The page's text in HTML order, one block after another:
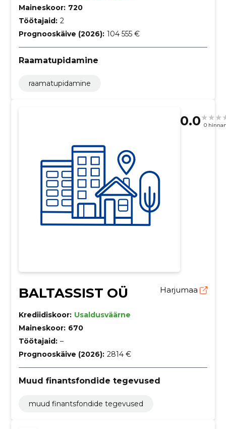
Maineskoor: 720
Töötajaid: 2
Prognooskäive (2026): 104 555 €
Raamatupidamine
raamatupidamine
0.0 0
BALTASSIST OÜ Harjumaa
Krediidiskoor: Usaldusväärne
Maineskoor: 670
Töötajaid: –
Prognooskäive (2026): 2814 €
Muud finantsfondide tegevused
muud finantsfondide tegevused